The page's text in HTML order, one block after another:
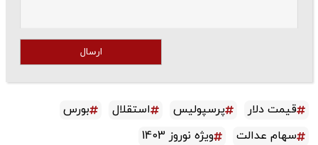
ارسال
قیمت دلار پرسپولیس استقلال
بورس
سهام عدالت
ویژه نوروز 1403